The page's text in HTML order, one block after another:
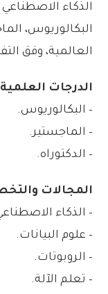
الذكاء الاصطناعي
البكالوريوس،
العالمية، وفق
الدرجات
– البكالوريوس.
– الماجستير.
– الدكتوراه.
المجالات
– الذكاء
– علوم البيانات.
– الروبوتات.
– تعلم الآلة.